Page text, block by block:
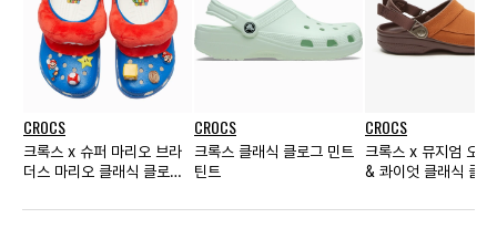
CROCS
크록스 x 슈퍼 마리오 브라
더스 마리오 클래식 클로그
CROCS
크록스 클래식 클로그 민트
틴트
CROCS
크록스 x 뮤지엄 오브
& 콰이엇 클래식 클